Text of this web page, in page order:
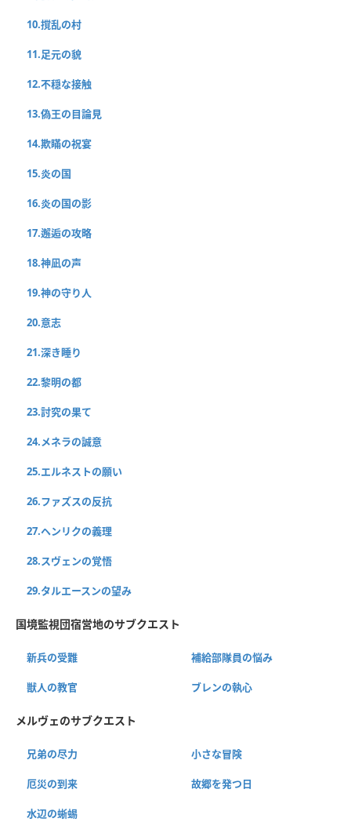
10.撹乱の村
11.足元の貌
12.不穏な接触
13.偽王の目論見
14.欺瞞の祝宴
15.炎の国
16.炎の国の影
17.邂逅の攻略
18.神凪の声
19.神の守り人
20.意志
21.深き睡り
22.黎明の都
23.討究の果て
24.メネラの誠意
25.エルネストの願い
26.ファズスの反抗
27.ヘンリクの義理
28.スヴェンの覚悟
29.タルエースンの望み
国境監視団宿営地のサブクエスト
新兵の受難 補給部隊員の悩み
獣人の教官 ブレンの執心
メルヴェのサブクエスト
兄弟の尽力 小さな冒険
厄災の到来 故郷を発つ日
水辺の蜥蜴